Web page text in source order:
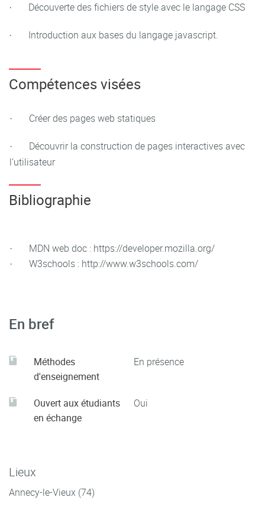
· Découverte des fichiers de style avec le langage CSS
· Introduction aux bases du langage javascript.
Compétences visées
· Créer des pages web statiques
· Découvrir la construction de pages interactives avec
l’utilisateur
Bibliographie
· MDN web doc : https://developer.mozilla.org/
· W3schools : http://www.w3schools.com/
En bref
Méthodes
d'enseignement
En présence
Ouvert aux étudiants
en échange
Oui
Lieux
Annecy-le-Vieux (74)